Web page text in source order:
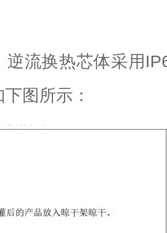
逆流换热芯体采用
图所示：